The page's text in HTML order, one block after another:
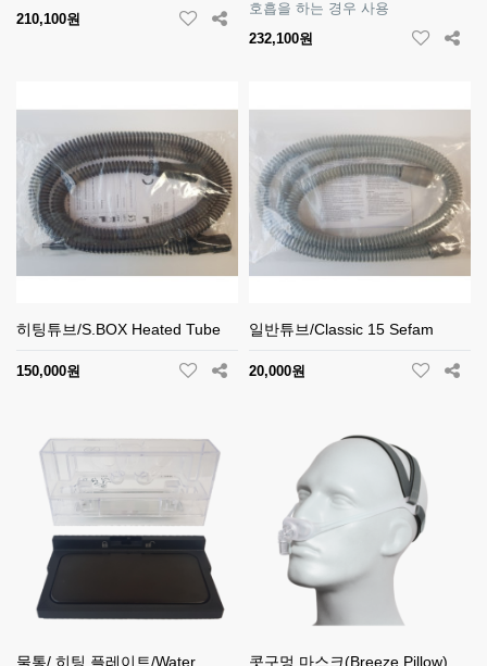
210,100원
호흡을 하는 경우 사용
232,100원
히팅튜브/S.BOX Heated Tube
150,000원
일반튜브/Classic 15 Sefam
20,000원
물통/ 히팅 플레이트/Water
콧구멍 마스크(Breeze Pillow)